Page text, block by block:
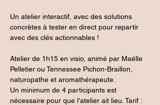
Un atelier interactif, avec des solutions
concrètes à tester en direct pour repartir
avec des clés actionnables !
Atelier de 1h15 en visio, animé par Maëlle
Pelletier ou Tennessee Pichon-Braillon,
naturopathe et aromathérapeute.
Un minimum de 4 participants est
nécessaire pour que l'atelier ait lieu. Tarif :